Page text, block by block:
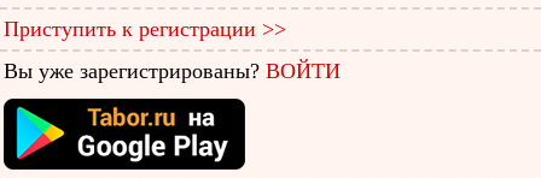
Приступить к регистрации >>
Вы уже зарегистрированы? ВОЙТИ